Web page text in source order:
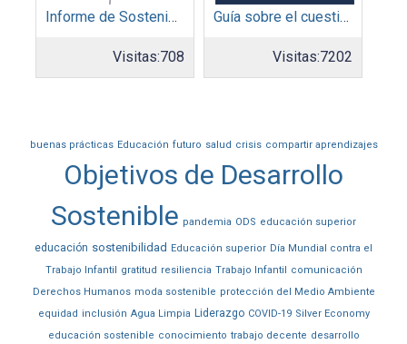
Informe de Sostenibilidad 2025: Parque Arauco
Visitas:708
Guía sobre el cuestionario: Comunicación de Progreso
Visitas:7202
buenas prácticas Educación futuro salud crisis compartir aprendizajes
Objetivos de Desarrollo
Sostenible pandemia ODS educación superior
educación sostenibilidad Educación superior Día Mundial contra el
Trabajo Infantil gratitud resiliencia Trabajo Infantil comunicación
Derechos Humanos moda sostenible protección del Medio Ambiente
equidad inclusión Agua Limpia Liderazgo COVID-19 Silver Economy
educación sostenible conocimiento trabajo decente desarrollo